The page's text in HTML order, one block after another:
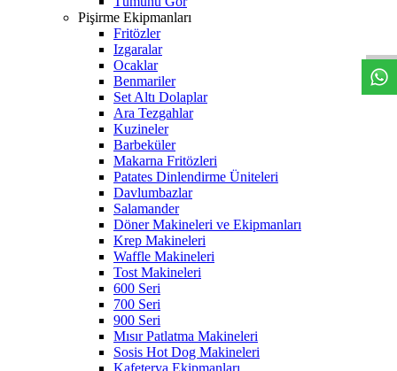
Pişirme Ekipmanları
Fritözler
Izgaralar
Ocaklar
Benmariler
Set Altı Dolaplar
Ara Tezgahlar
Kuzineler
Barbeküler
Makarna Fritözleri
Patates Dinlendirme Üniteleri
Davlumbazlar
Salamander
Döner Makineleri ve Ekipmanları
Krep Makineleri
Waffle Makineleri
Tost Makineleri
600 Seri
700 Seri
900 Seri
Mısır Patlatma Makineleri
Sosis Hot Dog Makineleri
Kafeterya Ekipmanları